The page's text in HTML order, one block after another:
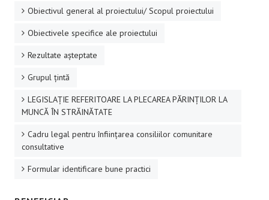
Obiectivul general al proiectului/ Scopul proiectului
Obiectivele specifice ale proiectului
Rezultate aşteptate
Grupul ţintă
LEGISLAȚIE REFERITOARE LA PLECAREA PĂRINȚILOR LA
MUNCĂ ÎN STRĂINĂTATE
Cadru legal pentru înființarea consiliilor comunitare
consultative
Formular identificare bune practici